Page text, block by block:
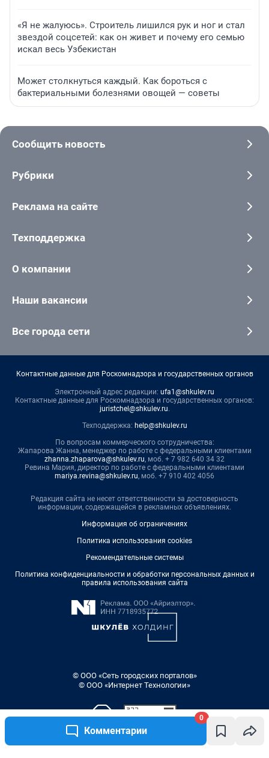
Комментарии
0
«Я не жалуюсь». Строитель лишился рук и ног и стал
звездой соцсетей: как он живет и почему его семью
искал весь Узбекистан
Может столкнуться каждый. Как бороться с
бактериальными болезнями овощей — советы
Сообщить новость
Рубрики
Реклама на сайте
Техподдержка
О компании
Наши вакансии
Все города сети
Контактные данные для Роскомнадзора и государственных органов
Электронный адрес редакции: ufa1@shkulev.ru
Контактные данные для Роскомнадзора и государственных органов:
juristchel@shkulev.ru.
Техподдержка: help@shkulev.ru
По вопросам коммерческого сотрудничества:
Жапарова Жанна, менеджер по работе с федеральными клиентами
zhanna.zhaparova@shkulev.ru, моб. + 7 982 640 34 32
Ревина Мария, директор по работе с федеральными клиентами
mariya.revina@shkulev.ru, моб. +7 910 402 4056
Редакция сайта не несет ответственности за достоверность
информации, содержащейся в рекламных объявлениях.
Информация об ограничениях
Политика использования cookies
Рекомендательные системы
Политика конфиденциальности и обработки персональных данных и
правила использования сайта
© ООО «Сеть городских порталов»
© ООО «Интернет Технологии»